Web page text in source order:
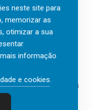
fica mais
Outlook 2026
serviços de
artificial (IA), acaba
neste site para
memorizar as
otimizar a sua
informação
e cookies.